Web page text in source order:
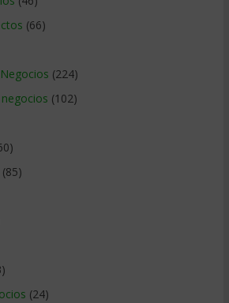
(66)
(224)
(102)
(85)
(24)